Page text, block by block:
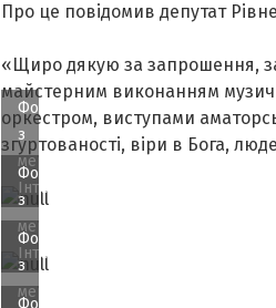
Про це повідомив депутат
«Щиро дякую за запрошення,
майстерним виконанням
оркестром, виступами
згуртованості, віри в Бога,
Фото
з
мережі
Інтернет
Фото
з
мережі
Інтернет
Фото
з
мережі
Фото